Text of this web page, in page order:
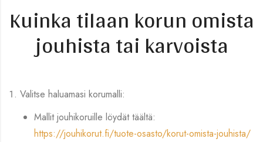
Kuinka tilaan korun omista
jouhista tai karvoista
Valitse haluamasi korumalli:
Mallit jouhikoruille löydät täältä:
https://jouhikorut.fi/tuote-osasto/korut-omista-jouhista/